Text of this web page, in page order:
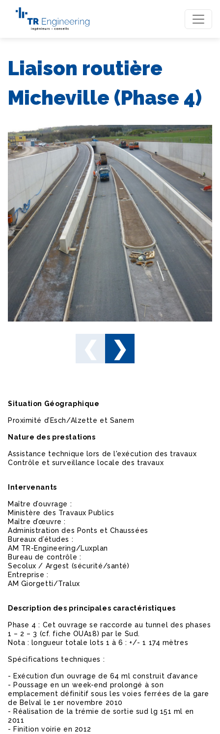
Liaison routière
Micheville (Phase 4)
Situation Géographique
Proximité d’Esch/Alzette et Sanem
Nature des prestations
Assistance technique lors de l'exécution des travaux
Contrôle et surveillance locale des travaux
Intervenants
Maître d’ouvrage :
Ministère des Travaux Publics
Maître d’œuvre :
Administration des Ponts et Chaussées
Bureaux d’études :
AM TR-Engineering/Luxplan
Bureau de contrôle :
Secolux / Argest (sécurité/santé)
Entreprise :
AM Giorgetti/Tralux
Description des principales caractéristiques
Phase 4 : Cet ouvrage se raccorde au tunnel des phases
1 – 2 – 3 (cf. fiche OUA18) par le Sud.
Nota : longueur totale lots 1 à 6 : +/- 1 174 mètres
Spécifications techniques :
- Exécution d’un ouvrage de 64 ml construit d’avance
- Poussage en un week-end prolongé à son
emplacement définitif sous les voies ferrées de la gare
de Belval le 1er novembre 2010
- Réalisation de la trémie de sortie sud lg 151 ml en
2011
- Finition voirie en 2012